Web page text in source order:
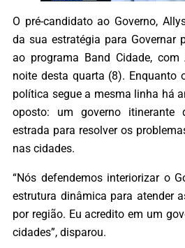
O pré-candidato ao Governo,
da sua estratégia para Governar
ao programa Band Cidade, com
noite desta quarta (8). Enquanto
política segue a mesma linha há
oposto: um governo
estrada para resolver os
nas cidades.
“Nós defendemos interiorizar o
estrutura dinâmica para atender
por região. Eu acredito em um
cidades”, disparou.